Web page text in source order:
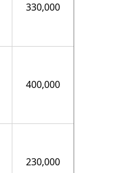
330,000
400,000
230,000